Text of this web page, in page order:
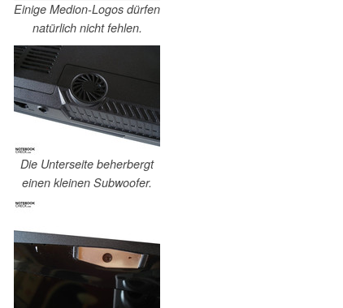
Einige Medion-Logos dürfen
natürlich nicht fehlen.
Die Unterseite beherbergt
einen kleinen Subwoofer.